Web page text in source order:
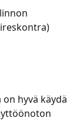
hyvä käydä